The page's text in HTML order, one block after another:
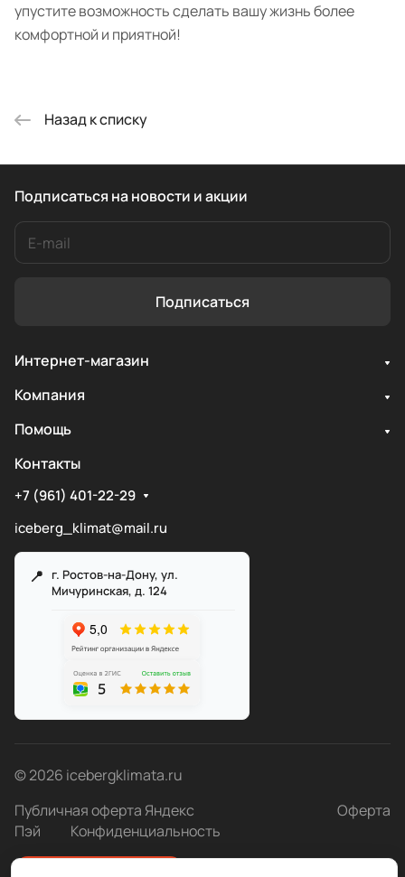
упустите возможность сделать вашу жизнь более
комфортной и приятной!
Назад к списку
Подписаться на новости и акции
Подписаться
Интернет-магазин
Компания
Помощь
Контакты
+7 (961) 401-22-29
iceberg_klimat@mail.ru
г. Ростов-на-Дону, ул.
Мичуринская, д. 124
© 2026 icebergklimata.ru
Публичная оферта Яндекс
Пэй
Конфиденциальность
Оферта